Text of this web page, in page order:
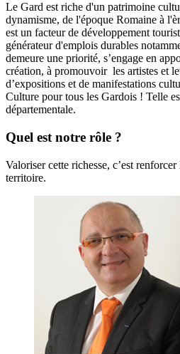
Le Gard est riche d'un patrimoine
dynamisme, de l'époque Romaine à
est un facteur de développement
générateur d'emplois durables
demeure une priorité, s’engage en
création, à promouvoir les artistes et
d’expositions et de manifestations
Culture pour tous les Gardois ! Telle
départementale.
Quel est notre rôle ?
Valoriser cette richesse, c’est
territoire.